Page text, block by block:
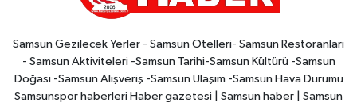
Samsun Gezilecek Yerler - Samsun Otelleri- Samsun Restoranları
- Samsun Aktiviteleri -Samsun Tarihi-Samsun Kültürü -Samsun
Doğası -Samsun Alışveriş -Samsun Ulaşım -Samsun Hava Durumu
Samsunspor haberleri Haber gazetesi | Samsun haber | Samsun